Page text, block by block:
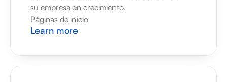
su empresa en crecimiento.
Páginas de inicio
Learn more